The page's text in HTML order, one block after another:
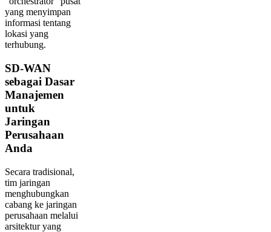
yang menyimpan
informasi tentang
lokasi yang
terhubung.
SD-WAN
sebagai Dasar
Manajemen
untuk
Jaringan
Perusahaan
Anda
Secara tradisional,
tim jaringan
menghubungkan
cabang ke jaringan
perusahaan melalui
arsitektur yang